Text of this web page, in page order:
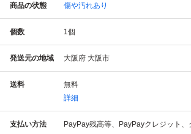
商品の状態 傷や汚れあり
個数 1個
発送元の地域 大阪府 大阪市
送料
無料
詳細
支払い方法 PayPay残高等、PayPayクレジット